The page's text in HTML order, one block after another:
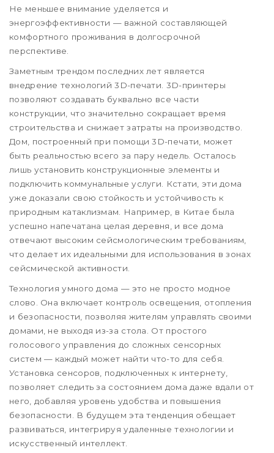
Не меньшее внимание уделяется и
энергоэффективности — важной составляющей
комфортного проживания в долгосрочной
перспективе.
Заметным трендом последних лет является
внедрение технологий 3D-печати. 3D-принтеры
позволяют создавать буквально все части
конструкции, что значительно сокращает время
строительства и снижает затраты на производство.
Дом, построенный при помощи 3D-печати, может
быть реальностью всего за пару недель. Осталось
лишь установить конструкционные элементы и
подключить коммунальные услуги. Кстати, эти дома
уже доказали свою стойкость и устойчивость к
природным катаклизмам. Например, в Китае была
успешно напечатана целая деревня, и все дома
отвечают высоким сейсмологическим требованиям,
что делает их идеальными для использования в зонах
сейсмической активности.
Технология умного дома — это не просто модное
слово. Она включает контроль освещения, отопления
и безопасности, позволяя жителям управлять своими
домами, не выходя из-за стола. От простого
голосового управления до сложных сенсорных
систем — каждый может найти что-то для себя.
Установка сенсоров, подключенных к интернету,
позволяет следить за состоянием дома даже вдали от
него, добавляя уровень удобства и повышения
безопасности. В будущем эта тенденция обещает
развиваться, интегрируя удаленные технологии и
искусственный интеллект.